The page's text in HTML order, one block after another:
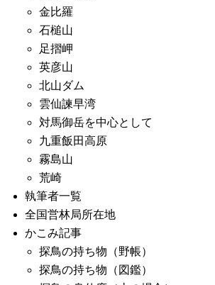
金比羅
石槌山
足摺岬
英彦山
北山ダム
雲仙諫早湾
対馬御岳を中心として
九重飯田高原
霧島山
荒崎
執筆者一覧
全国営林局所在地
かこみ記事
探鳥の持ち物（野帳）
探鳥の持ち物（図鑑）